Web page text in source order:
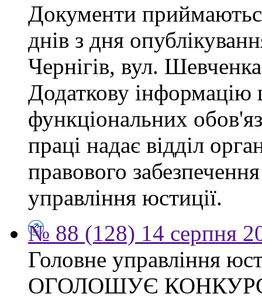
Документи
днів з дня
Чернігів, вул.
Додаткову
функціональних
праці надає відділ
правового
управління юстиції.
№ 88 (128) 14 серпня
Головне управління
ОГОЛОШУЄ